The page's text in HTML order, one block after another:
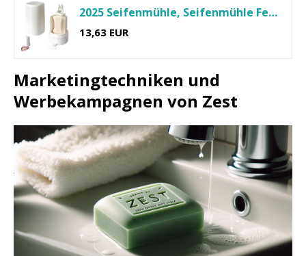
2025 Seifenmühle, Seifenmühle Feste Seife, Seifenmühle Reibe...
13,63 EUR
Marketingtechniken und
Werbekampagnen von Zest